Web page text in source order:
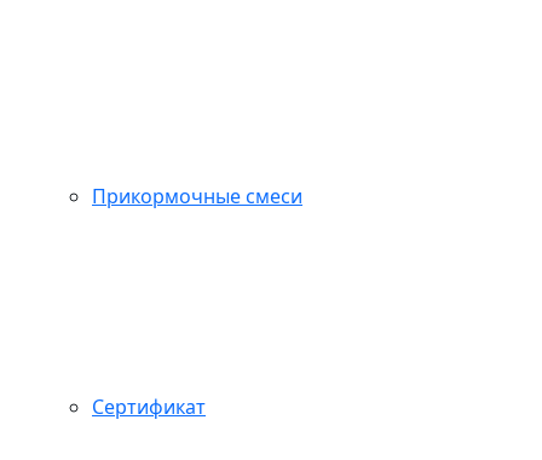
Прикормочные смеси
Сертификат